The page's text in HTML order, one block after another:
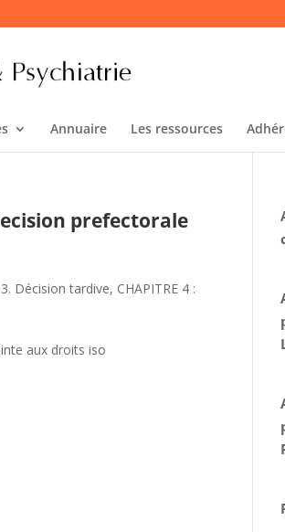
Annuaire Les ressources
prefectorale
3. Décision tardive, CHAPITRE 4 :
aux droits iso